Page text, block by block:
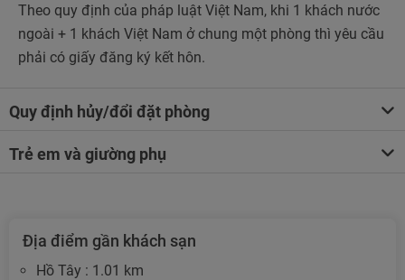
Theo quy định của pháp luật Việt Nam, khi 1 khách nước
ngoài + 1 khách Việt Nam ở chung một phòng thì yêu cầu
phải có giấy đăng ký kết hôn.
Quy định hủy/đổi đặt phòng
Trẻ em và giường phụ
Địa điểm gần khách sạn
Hồ Tây : 1.01 km